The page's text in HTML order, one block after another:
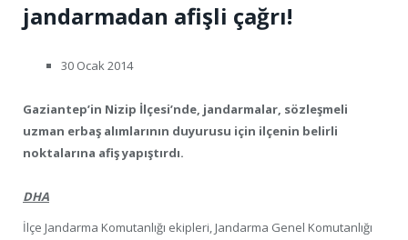
jandarmadan afişli çağrı!
30 Ocak 2014
Gaziantep’in Nizip İlçesi’nde, jandarmalar, sözleşmeli
uzman erbaş alımlarının duyurusu için ilçenin belirli
noktalarına afiş yapıştırdı.
DHA
İlçe Jandarma Komutanlığı ekipleri, Jandarma Genel Komutanlığı